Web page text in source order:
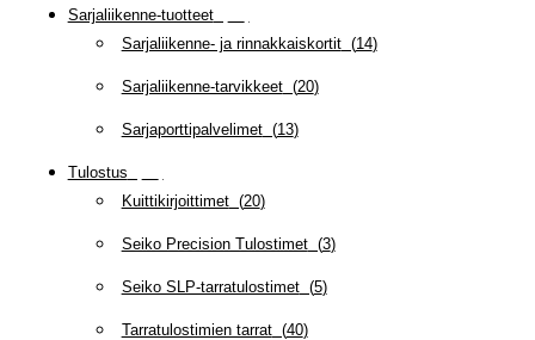
Sarjaliikenne-tuotteet(
Sarjaliikenne- ja rinnakkaiskortit(14)
Sarjaliikenne-tarvikkeet(20)
Sarjaporttipalvelimet(13)
Tulostus
Kuittikirjoittimet(20)
Seiko Precision Tulostimet(3)
Seiko SLP-tarratulostimet(5)
Tarratulostimien tarrat(40)